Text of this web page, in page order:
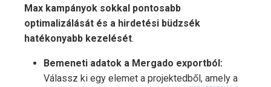
Max kampányok sokkal pontosabb
optimalizálását és a hirdetési büdzsék
hatékonyabb kezelését.
Bemeneti adatok a Mergado exportból:
Válassz ki egy elemet a projektedből, amely a